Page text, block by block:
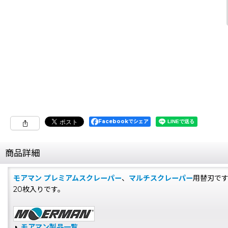
Facebookでシェア
商品詳細
モアマン プレミアムスクレーパー、 マルチスクレーパー用替刃で
20枚入りです。